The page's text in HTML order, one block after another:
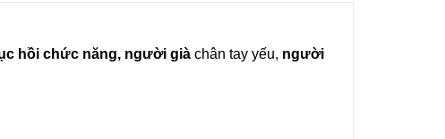
hồi chức năng, người già chân tay yếu, người